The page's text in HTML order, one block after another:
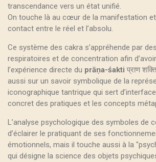
transcendance vers un état unifié.
On touche là au cœur de la manifestation
contact entre le réel et l’absolu.
Ce système des cakra s’appréhende par
respiratoires et de concentration afin
l’expérience directe du prāṇa-śakti प्राण
aussi sur un savoir symbolique de la
iconographique tantrique qui sert
concret des pratiques et les concepts
L’analyse psychologique des symboles de
d’éclairer le pratiquant de ses
émotionnels, mais il touche aussi à la
qui désigne la science des objets